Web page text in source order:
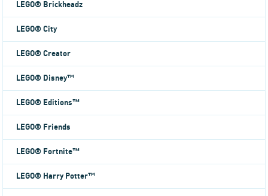
LEGO® Brickheadz
LEGO® City
LEGO® Creator
LEGO® Disney™
LEGO® Editions™
LEGO® Friends
LEGO® Fortnite™
LEGO® Harry Potter™